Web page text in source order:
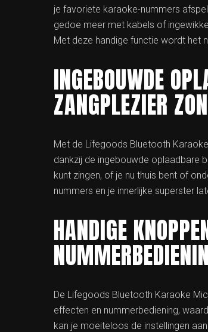
je favoriete karaoke-nummers
gedoe meer met kabels of
Met deze handige functie wordt het
INGEBOUWDE
ZANGPLEZIER
Met de Lifegoods Bluetooth
dankzij de ingebouwde oplaadbare
kunt zingen, of je nu thuis bent of
nummers en je innerlijke superster
HANDIGE
De Lifegoods Bluetooth Karaoke
effecten en nummerbediening,
kan je moeiteloos de instellingen